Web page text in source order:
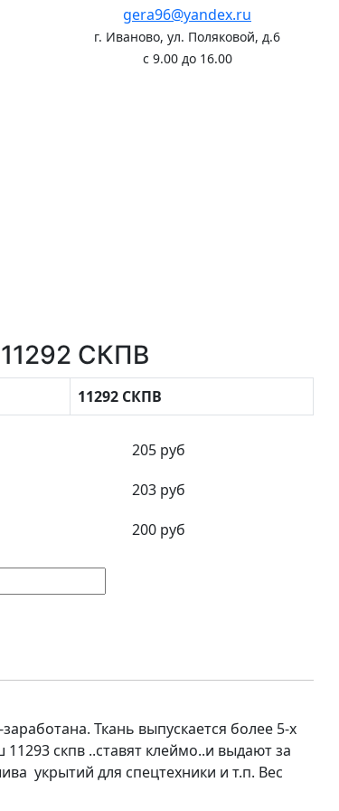
gera96@yandex.ru
г. Иваново, ул. Поляковой, д.6
с 9.00 до 16.00
СКПВ
11292 СКПВ
205 pуб
203 pуб
200 pуб
Ткань выпускается более 5-х
скпв ..ставят клеймо..и выдают за
укрытий для спецтехники и т.п. Вес